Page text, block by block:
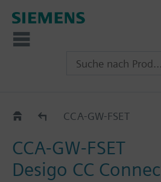
Desigo CC Connect
CCA-GW-FSET
CCA-GW-FSET
Desigo CC